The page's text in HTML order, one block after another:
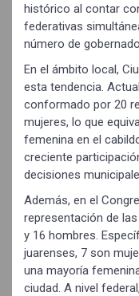
histórico al contar
federativas
número de
En el ámbito local,
esta tendencia.
conformado por 20
mujeres, lo que
femenina en el
creciente
decisiones
Además, en el
representación de
y 16 hombres.
juarenses, 7 son
una mayoría
ciudad. A nivel